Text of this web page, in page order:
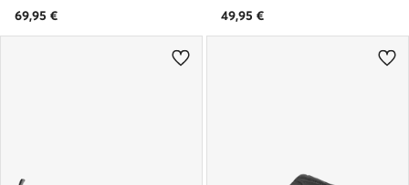
69,95 €
49,95 €